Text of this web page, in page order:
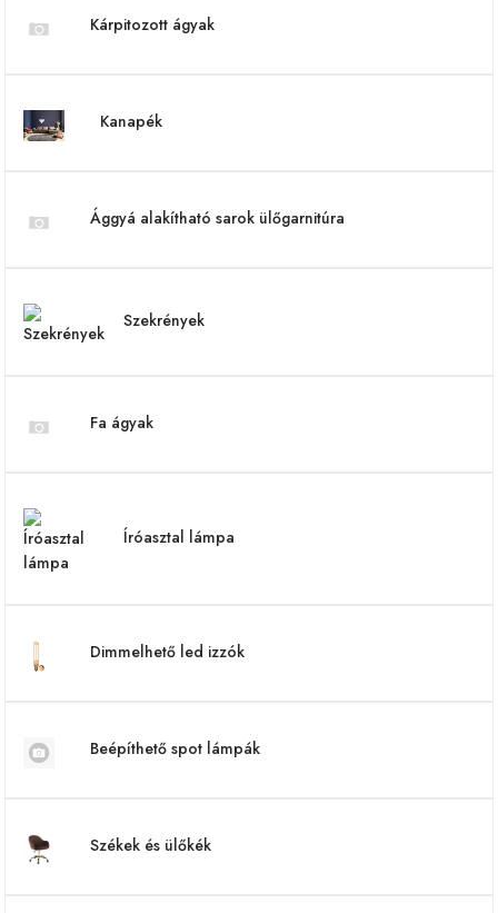
Kárpitozott ágyak
Kanapék
Ággyá alakítható sarok ülőgarnitúra
Szekrények
Fa ágyak
Íróasztal lámpa
Dimmelhető led izzók
Beépíthető spot lámpák
Székek és ülőkék